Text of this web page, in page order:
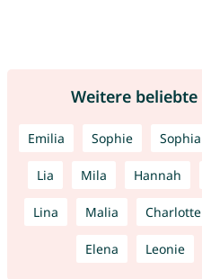
Weitere
Emilia Sophie Sophia
Lia Mila Hannah
Lina Malia Charlotte
Elena Leonie